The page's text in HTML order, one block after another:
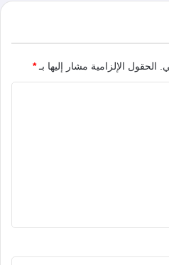
الحقول الإلزامية مشار إليها بـ*